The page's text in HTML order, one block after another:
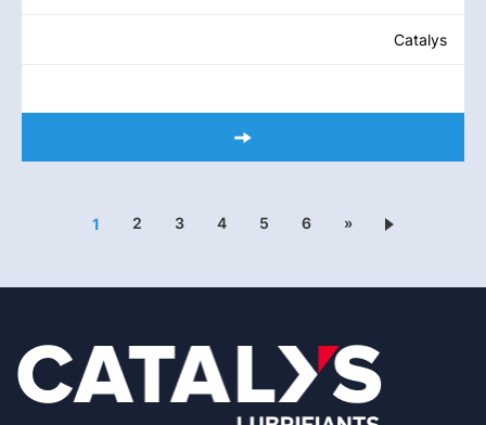
Catalys
1 2 3 4 5 6 »